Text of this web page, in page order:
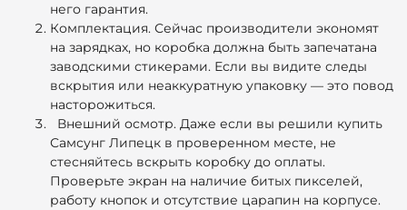
него гарантия.
Комплектация. Сейчас производители экономят
на зарядках, но коробка должна быть запечатана
заводскими стикерами. Если вы видите следы
вскрытия или неаккуратную упаковку — это повод
насторожиться.
Внешний осмотр. Даже если вы решили купить
Самсунг Липецк в проверенном месте, не
стесняйтесь вскрыть коробку до оплаты.
Проверьте экран на наличие битых пикселей,
работу кнопок и отсутствие царапин на корпусе.